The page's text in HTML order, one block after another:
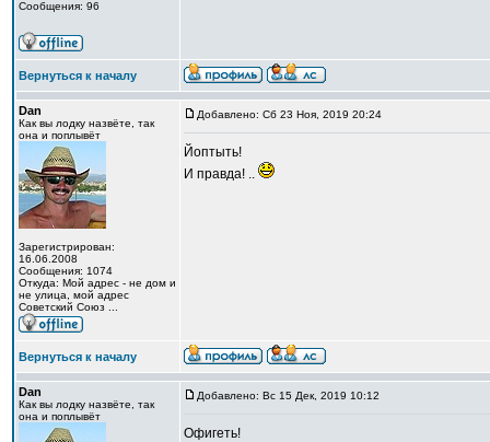
Сообщения: 96
Вернуться к началу
Dan
Как вы лодку назвёте, так
она и поплывёт
Зарегистрирован:
16.06.2008
Сообщения: 1074
Откуда: Мой адрес - не дом и
не улица, мой адрес
Советский Союз ...
Добавлено: Сб 23 Ноя, 2019 20:24
Йоптыть!
И правда! ..
Вернуться к началу
Dan
Как вы лодку назвёте, так
она и поплывёт
Добавлено: Вс 15 Дек, 2019 10:12
Офигеть!